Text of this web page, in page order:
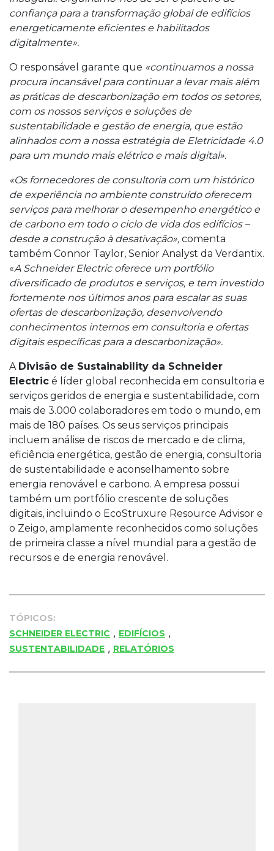
confiança para a transformação global de edifícios
energeticamente eficientes e habilitados
digitalmente».
O responsável garante que «continuamos a nossa
procura incansável para continuar a levar mais além
as práticas de descarbonização em todos os setores,
com os nossos serviços e soluções de
sustentabilidade e gestão de energia, que estão
alinhados com a nossa estratégia de Eletricidade 4.0
para um mundo mais elétrico e mais digital».
«Os fornecedores de consultoria com um histórico
de experiência no ambiente construído oferecem
serviços para melhorar o desempenho energético e
de carbono em todo o ciclo de vida dos edifícios –
desde a construção à desativação», comenta
também Connor Taylor, Senior Analyst da Verdantix.
«A Schneider Electric oferece um portfólio
diversificado de produtos e serviços, e tem investido
fortemente nos últimos anos para escalar as suas
ofertas de descarbonização, desenvolvendo
conhecimentos internos em consultoria e ofertas
digitais específicas para a descarbonização».
A Divisão de Sustainability da Schneider
Electric é líder global reconhecida em consultoria e
serviços geridos de energia e sustentabilidade, com
mais de 3.000 colaboradores em todo o mundo, em
mais de 180 países. Os seus serviços principais
incluem análise de riscos de mercado e de clima,
eficiência energética, gestão de energia, consultoria
de sustentabilidade e aconselhamento sobre
energia renovável e carbono. A empresa possui
também um portfólio crescente de soluções
digitais, incluindo o EcoStruxure Resource Advisor e
o Zeigo, amplamente reconhecidos como soluções
de primeira classe a nível mundial para a gestão de
recursos e de energia renovável.
TÓPICOS:
SCHNEIDER ELECTRIC , EDIFÍCIOS ,
SUSTENTABILIDADE , RELATÓRIOS